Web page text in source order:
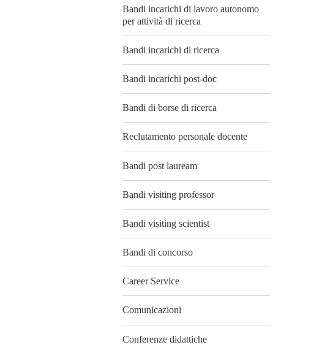
Bandi incarichi di lavoro autonomo
per attività di ricerca
Bandi incarichi di ricerca
Bandi incarichi post-doc
Bandi di borse di ricerca
Reclutamento personale docente
Bandi post lauream
Bandi visiting professor
Bandi visiting scientist
Bandi di concorso
Career Service
Comunicazioni
Conferenze didattiche